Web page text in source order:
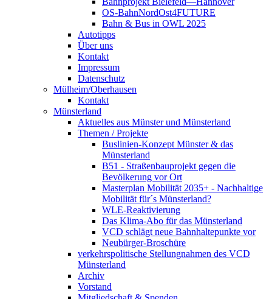
OS-BahnNordOst4FUTURE
Bahn & Bus in OWL 2025
Autotipps
Über uns
Kontakt
Impressum
Datenschutz
Mülheim/Oberhausen
Kontakt
Münsterland
Aktuelles aus Münster und Münsterland
Themen / Projekte
Buslinien-Konzept Münster & das
Münsterland
B51 - Straßenbauprojekt gegen die
Bevölkerung vor Ort
Masterplan Mobilität 2035+ - Nachhaltige
Mobilität für´s Münsterland?
WLE-Reaktivierung
Das Klima-Abo für das Münsterland
VCD schlägt neue Bahnhaltepunkte vor
Neubürger-Broschüre
verkehrspolitische Stellungnahmen des VCD
Münsterland
Archiv
Vorstand